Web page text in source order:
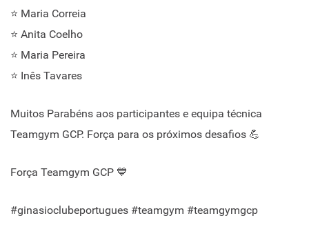
⭐ Maria Correia
⭐ Anita Coelho
⭐ Maria Pereira
⭐ Inês Tavares
Muitos Parabéns aos participantes e equipa técnica
Teamgym GCP. Força para os próximos desafios 💪
Força Teamgym GCP 💙
#ginasioclubeportugues #teamgym #teamgymgcp